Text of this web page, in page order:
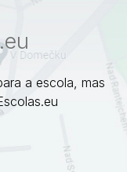
a escola, mas